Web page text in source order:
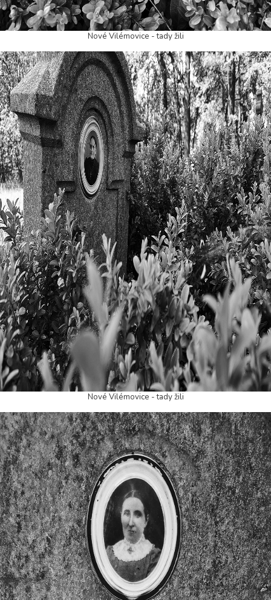
Nové Vilémovice - tady žili
Nové Vilémovice - tady žili